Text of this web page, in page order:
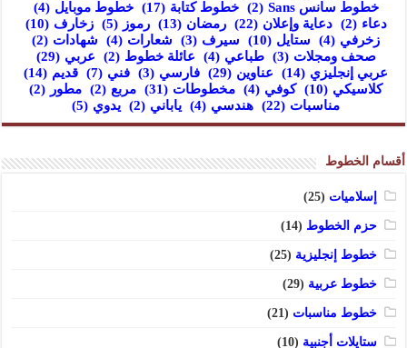
خطوط سانس Sans
(2) خطوط كتابة (17) خطوط موبايل (4)
دعاء (2) دعاية وإعلان (22) رمضان (13) رموز (5) زخارف (10)
زخرفي (4) ستايل (10) سيرف (3) شعارات (4) شهادات (2)
صحف ومجلات (3) طباعي (4) عائلة خطوط (2) عربي (29)
عربي إنجليزي (14) عناوين (29) فارسي (3) فني (7) قديم (14)
كلاسيكي (10) كوفي (4) مخطوطات (31) مربع (2) مطور (2)
مناسبات (22) هندسي (4) ياباني (2) يدوي (5)
أقسام الخطوط
إسلاميات (25)
حزم الخطوط (14)
خطوط إنجليزية (25)
خطوط عربية (29)
خطوط مناسبات (21)
ستايلات أجنبية (10)